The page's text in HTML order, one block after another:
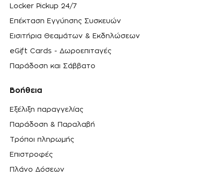
Locker Pickup 24/7
Επέκταση Εγγύησης Συσκευών
Εισιτήρια Θεαμάτων & Εκδηλώσεων
eGift Cards - Δωροεπιταγές
Παράδοση και Σάββατο
Βοήθεια
Εξέλιξη παραγγελίας
Παράδοση & Παραλαβή
Τρόποι πληρωμής
Επιστροφές
Πλάνο Δόσεων